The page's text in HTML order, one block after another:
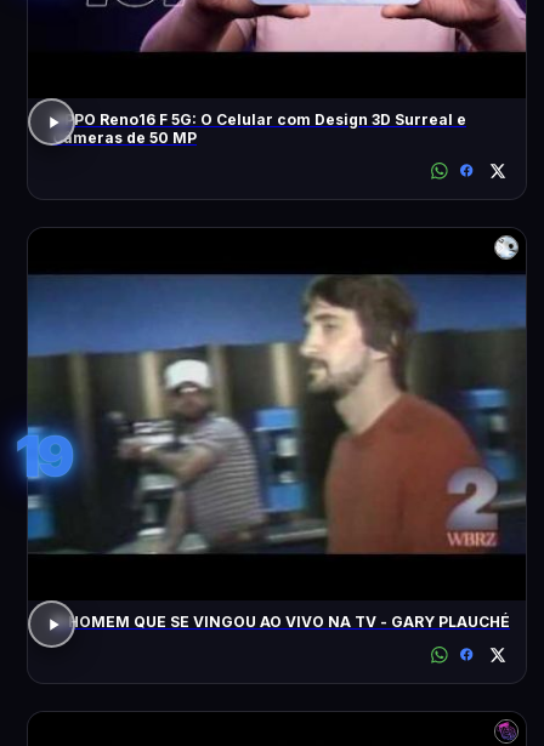
OPPO Reno16 F 5G: O Celular com Design 3D Surreal e
Câmeras de 50 MP
19
O HOMEM QUE SE VINGOU AO VIVO NA TV - GARY PLAUCHÉ